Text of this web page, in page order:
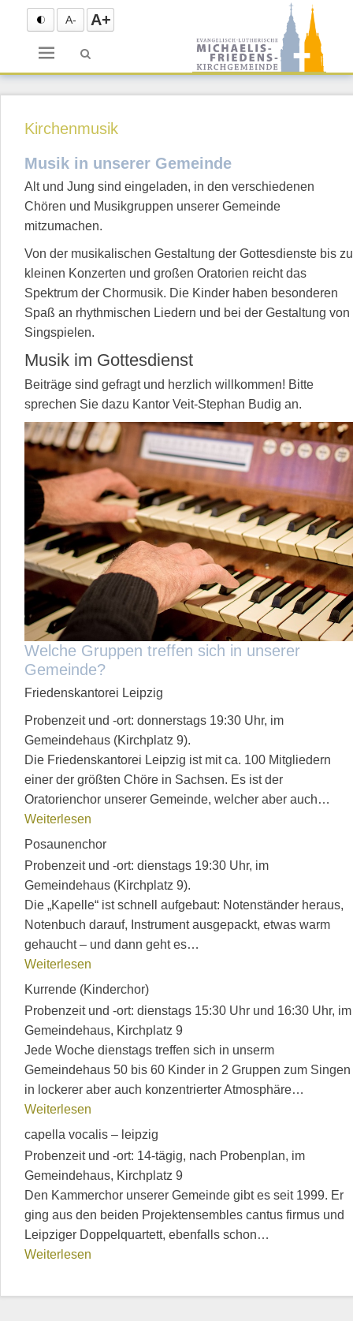
A- A+
Menü
Kirchenmusik
Musik in unserer Gemeinde
Alt und Jung sind eingeladen, in den verschiedenen
Chören und Musikgruppen unserer Gemeinde
mitzumachen.
Von der musikalischen Gestaltung der Gottesdienste bis zu
kleinen Konzerten und großen Oratorien reicht das
Spektrum der Chormusik. Die Kinder haben besonderen
Spaß an rhythmischen Liedern und bei der Gestaltung von
Singspielen.
Musik im Gottesdienst
Beiträge sind gefragt und herzlich willkommen! Bitte
sprechen Sie dazu Kantor Veit-Stephan Budig an.
Welche Gruppen treffen sich in unserer
Gemeinde?
Friedenskantorei Leipzig
Probenzeit und -ort: donnerstags 19:30 Uhr, im
Gemeindehaus (Kirchplatz 9).
Die Friedenskantorei Leipzig ist mit ca. 100 Mitgliedern
einer der größten Chöre in Sachsen. Es ist der
Oratorienchor unserer Gemeinde, welcher aber auch…
Weiterlesen
Posaunenchor
Probenzeit und -ort: dienstags 19:30 Uhr, im
Gemeindehaus (Kirchplatz 9).
Die „Kapelle“ ist schnell aufgebaut: Notenständer heraus,
Notenbuch darauf, Instrument ausgepackt, etwas warm
gehaucht – und dann geht es…
Weiterlesen
Kurrende (Kinderchor)
Probenzeit und -ort: dienstags 15:30 Uhr und 16:30 Uhr, im
Gemeindehaus, Kirchplatz 9
Jede Woche dienstags treffen sich in unserm
Gemeindehaus 50 bis 60 Kinder in 2 Gruppen zum Singen
in lockerer aber auch konzentrierter Atmosphäre…
Weiterlesen
capella vocalis – leipzig
Probenzeit und -ort: 14-tägig, nach Probenplan, im
Gemeindehaus, Kirchplatz 9
Den Kammerchor unserer Gemeinde gibt es seit 1999. Er
ging aus den beiden Projektensembles cantus firmus und
Leipziger Doppelquartett, ebenfalls schon…
Weiterlesen